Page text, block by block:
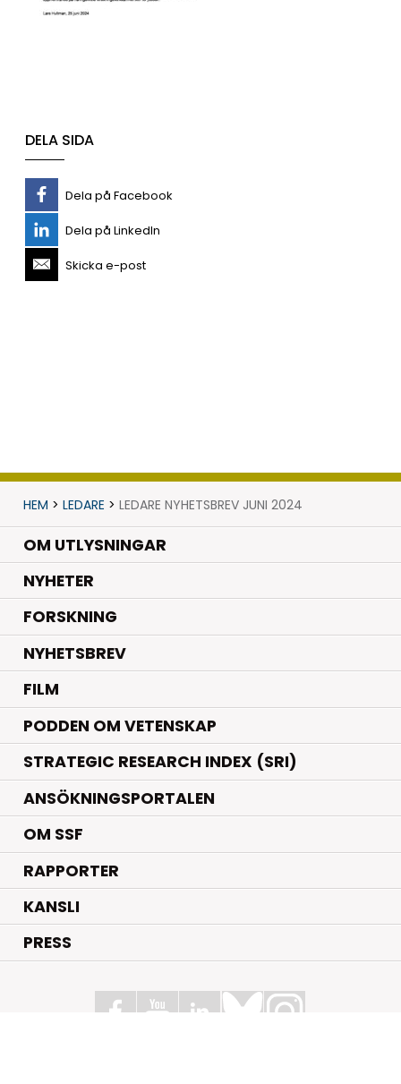
DELA SIDA
Dela på Facebook
Dela på LinkedIn
Skicka e-post
HEM > LEDARE > LEDARE NYHETSBREV JUNI 2024
OM UTLYSNINGAR
NYHETER.
FORSKNING.
NYHETSBREV
FILM
PODDEN OM VETENSKAP
STRATEGIC RESEARCH INDEX (SRI)
ANSÖKNINGSPORTALEN
OM SSF
RAPPORTER
KANSLI
PRESS